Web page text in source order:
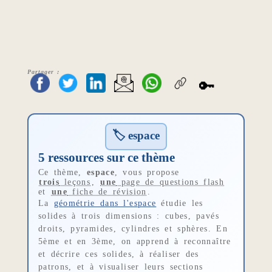
Partager :
🔑
🏷 espace
5 ressources sur ce thème
Ce thème, espace , vous propose
trois leçons une page de questions flash
et une fiche de révision
La géométrie dans l'espace étudie les
solides à trois dimensions : cubes, pavés
droits, pyramides, cylindres et sphères. En
5ème et en 3ème, on apprend à reconnaître
et décrire ces solides, à réaliser des
patrons, et à visualiser leurs sections